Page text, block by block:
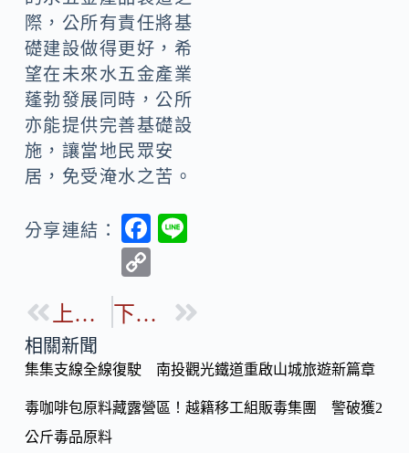
際，公所有責任將基
礎建設做得更好，希
望在未來水五金產業
蓬勃發展同時，公所
亦能提供完善基礎設
施，讓當地民眾安
居，免受淹水之苦。
分享連結：
F
b
o
k
p
Li
n
上一篇 下一篇
相關新聞
集集支線全線復駛 南投觀光鐵道重啟山城旅遊新篇章
毒咖啡包原料藏露營區！越籍移工組販毒集團 警破獲2
公斤毒品原料